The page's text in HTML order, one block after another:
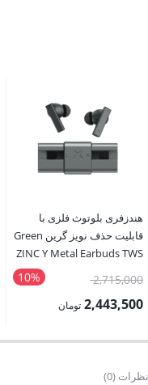
هندزفری بلوتوث فلزی با
قابلیت حذف نویز گرین Green
ZINC Y Metal Earbuds TWS
10% 2,715,000قیمت
اصلی:
بود.
2,443,500 تومان
2,443,500 تومان.
نظرات (0)